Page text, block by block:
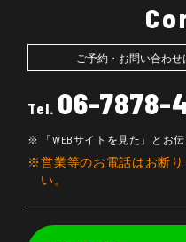
ご予約・お問い合わせ
Tel. 06-7878-
「WEBサイトを見た」とお
営業等のお電話はお断
い。